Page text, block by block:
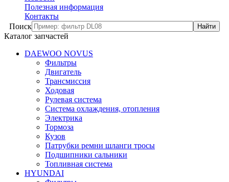
Полезная информация
Контакты
Поиск
Каталог запчастей
DAEWOO NOVUS
Фильтры
Двигатель
Трансмиссия
Ходовая
Рулевая система
Система охлаждения, отопления
Электрика
Тормоза
Кузов
Патрубки ремни шланги тросы
Подшипники cальники
Топливная система
HYUNDAI